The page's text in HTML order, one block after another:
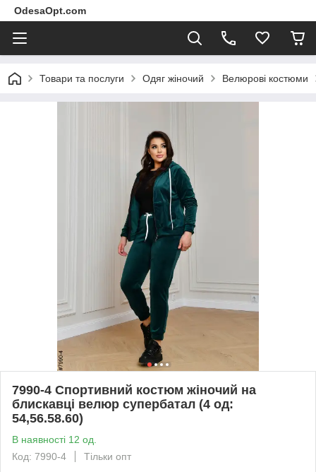
OdesaOpt.com
Товари та послуги Одяг жіночий Велюрові костюми
7990-4 Спортивний костюм жіночий на
блискавці велюр супербатал (4 од:
54,56.58.60)
В наявності 12 од.
Код: 7990-4
Тільки опт